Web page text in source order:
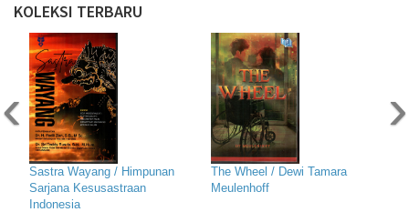
KOLEKSI TERBARU
Sastra Wayang / Himpunan
Sarjana Kesusastraan
Indonesia
The Wheel / Dewi Tamara
Meulenhoff
‹ ›